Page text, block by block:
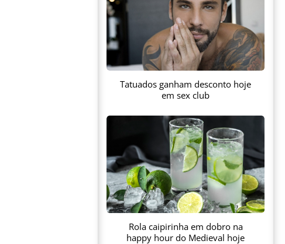
Tatuados ganham desconto hoje
em sex club
Rola caipirinha em dobro na
happy hour do Medieval hoje